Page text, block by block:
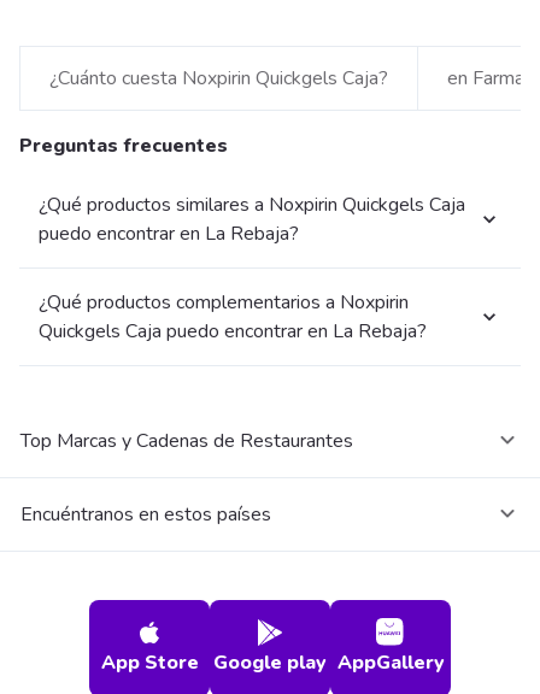
¿Cuánto cuesta Noxpirin Quickgels Caja? en
Preguntas frecuentes
¿Qué productos similares a Noxpirin Quickgels Caja
puedo encontrar en La Rebaja?
¿Qué productos complementarios a Noxpirin
Quickgels Caja puedo encontrar en La Rebaja?
Top Marcas y Cadenas de Restaurantes
Encuéntranos en estos países
App Store Google play AppGallery